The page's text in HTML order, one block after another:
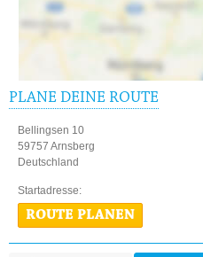
PLANE DEINE ROUTE
Bellingsen 10
59757 Arnsberg
Deutschland
Startadresse:
ROUTE PLANEN